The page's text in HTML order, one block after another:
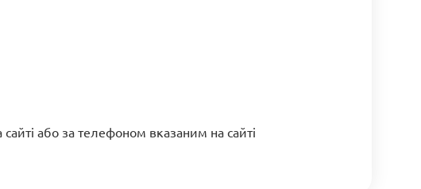
або за телефоном вказаним на сайті